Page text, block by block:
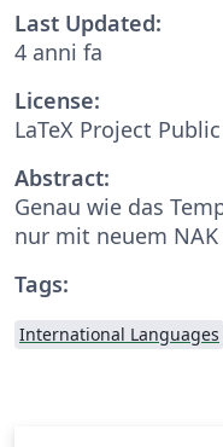
Last Updated:
4 anni fa
License:
LaTeX Project
Abstract:
Genau wie das
nur mit neuem
Tags:
International Languages